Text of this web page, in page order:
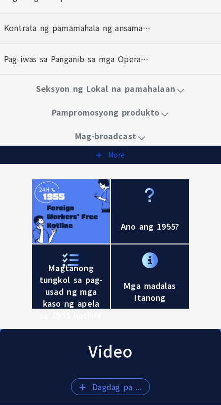
Kontrata ng pamamahala ng ansamantalang operasyon
Pag-iwas sa Panganib sa mga Operasyon ng Pantalan
Seksyon ng Lokal na pamahalaan
Pampromosyong produkto
Mag-broadcast
More
Ano ang 1955?
Magtanong
tungkol sa pag-
usad ng mga
kaso ng apela
Mga madalas
Itanong
Video
Dagdag pa ...